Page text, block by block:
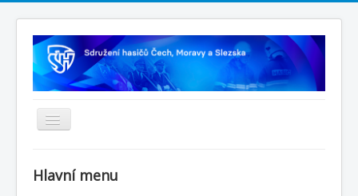
Rejstřík sportu
Hlavní menu